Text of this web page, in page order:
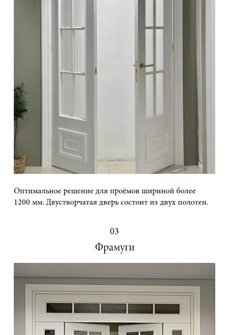
Оптимальное решение для проёмов шириной более
1200 мм. Двустворчатая дверь состоит из двух полотен.
03
Фрамуги